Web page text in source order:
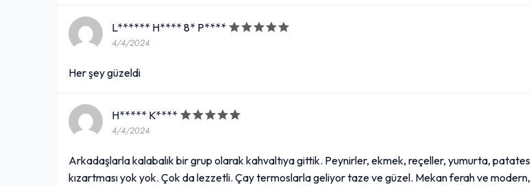
L****** H**** 8* P****
4/4/2024
Her şey güzeldi
H***** K****
4/4/2024
Arkadaşlarla kalabalık bir grup olarak kahvaltıya gittik. Peynirler, ekmek, reçeller, yumurta, patates
kızartması yok yok. Çok da lezzetli. Çay termoslarla geliyor taze ve güzel. Mekan ferah ve modern,